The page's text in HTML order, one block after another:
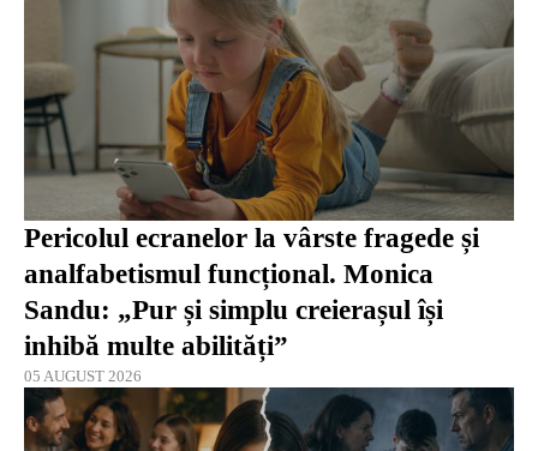
Pericolul ecranelor la vârste fragede și
analfabetismul funcțional. Monica
Sandu: „Pur și simplu creierașul își
inhibă multe abilități”
05 AUGUST 2026